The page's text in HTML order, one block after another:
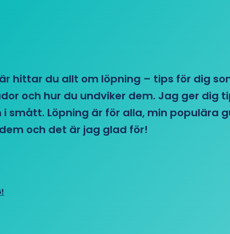
hittar du allt om löpning – tips för dig
och hur du undviker dem. Jag ger dig
i smått. Löpning är för alla, min
och det är jag glad för!